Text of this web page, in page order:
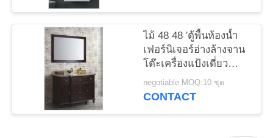
ไม้ 48 48 ′ตู้พื้นห้องน้ำ
เฟอร์นิเจอร์อ่างล้างจาน
โต๊ะเครื่องแป้งเดี่ยว
พร้อมกระจก
negotiable MOQ:10 ชุด
CONTACT